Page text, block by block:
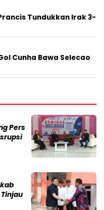
Tundukkan Irak 3-
Cunha Bawa Selecao
Pers